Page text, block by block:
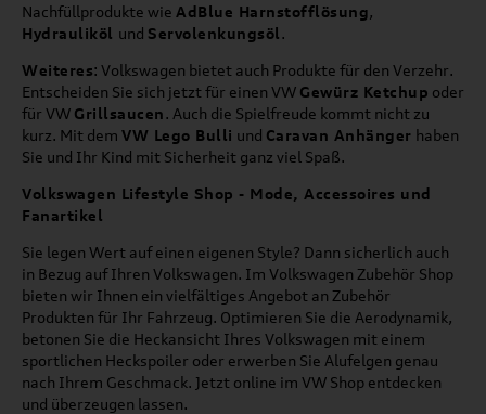
Nachfüllprodukte wie AdBlue Harnstofflösung,
Hydrauliköl und Servolenkungsöl.
Weiteres: Volkswagen bietet auch Produkte für den Verzehr.
Entscheiden Sie sich jetzt für einen VW Gewürz Ketchup oder
für VW Grillsaucen. Auch die Spielfreude kommt nicht zu
kurz. Mit dem VW Lego Bulli und Caravan Anhänger haben
Sie und Ihr Kind mit Sicherheit ganz viel Spaß.
Volkswagen Lifestyle Shop - Mode, Accessoires und
Fanartikel
Sie legen Wert auf einen eigenen Style? Dann sicherlich auch
in Bezug auf Ihren Volkswagen. Im Volkswagen Zubehör Shop
bieten wir Ihnen ein vielfältiges Angebot an Zubehör
Produkten für Ihr Fahrzeug. Optimieren Sie die Aerodynamik,
betonen Sie die Heckansicht Ihres Volkswagen mit einem
sportlichen Heckspoiler oder erwerben Sie Alufelgen genau
nach Ihrem Geschmack. Jetzt online im VW Shop entdecken
und überzeugen lassen.